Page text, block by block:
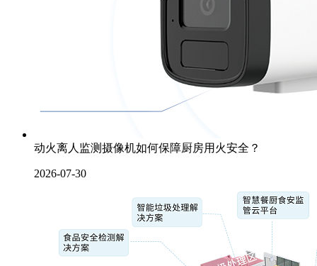
动火离人监测摄像机如何保障厨房用火安全？
2026-07-30